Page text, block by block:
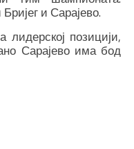
и Сарајево.
лидерској позицији,
Сарајево има бод